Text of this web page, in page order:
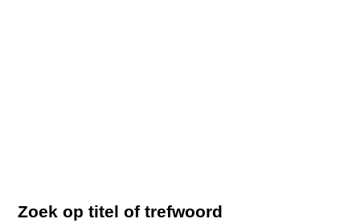
Zoek op titel of trefwoord